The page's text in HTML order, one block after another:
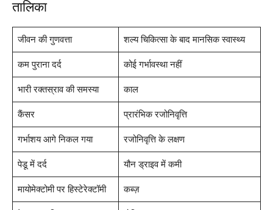
तालिका
जीवन की गुणवत्ता शल्य चिकित्सा के बाद मानसिक स्वास्थ्य
कम पुराना दर्द कोई गर्भावस्था नहीं
भारी रक्तस्राव की समस्या काल
कैंसर प्रारंभिक रजोनिवृत्ति
गर्भाशय आगे निकल गया रजोनिवृत्ति के लक्षण
पेडू में दर्द यौन ड्राइव में कमी
मायोमेक्टोमी पर हिस्टेरेक्टॉमी कब्ज़